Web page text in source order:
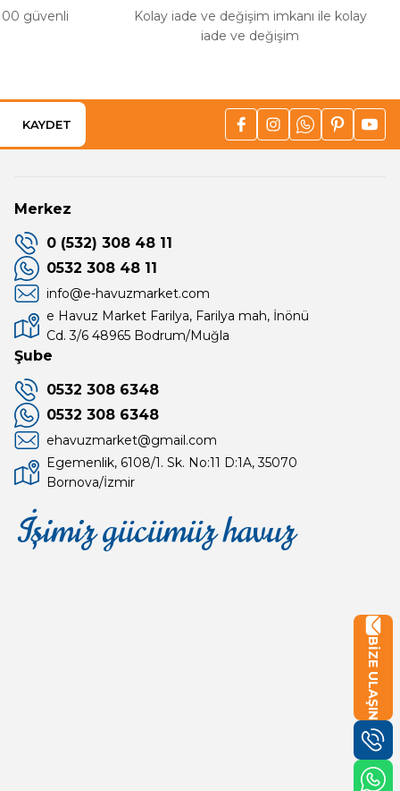
güvenli
Kolay iade ve değişim imkanı ile kolay
iade ve değişim
KAYDET
Merkez
0 (532) 308 48 11
0532 308 48 11
info@e-havuzmarket.com
e Havuz Market Farilya, Farilya mah, İnönü
Cd. 3/6 48965 Bodrum/Muğla
Şube
0532 308 6348
0532 308 6348
ehavuzmarket@gmail.com
Egemenlik, 6108/1. Sk. No:11 D:1A, 35070
Bornova/İzmir
İşimiz gücümüz havuz
Mağaza
Depomuz
BİZE ULAŞIN